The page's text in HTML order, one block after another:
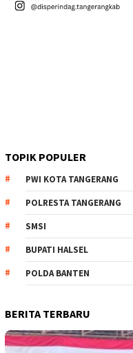
TOPIK POPULER
PWI KOTA TANGERANG
POLRESTA TANGERANG
SMSI
BUPATI HALSEL
POLDA BANTEN
BERITA TERBARU